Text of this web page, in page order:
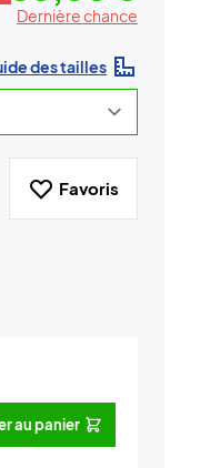
Dernière chance
des tailles
Favoris
au panier